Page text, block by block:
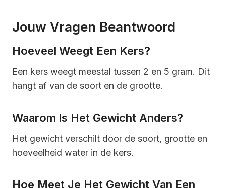
Jouw Vragen Beantwoord
Hoeveel Weegt Een Kers?
Een kers weegt meestal tussen 2 en 5 gram. Dit
hangt af van de soort en de grootte.
Waarom Is Het Gewicht Anders?
Het gewicht verschilt door de soort, grootte en
hoeveelheid water in de kers.
Hoe Meet Je Het Gewicht Van Een